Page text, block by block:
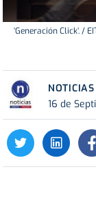
‘Generación Click’. /
16 de